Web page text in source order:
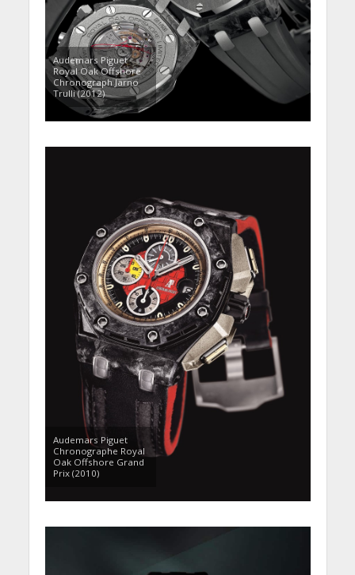
Audemars Piguet
Royal Oak Offshore
Chronograph Jarno
Trulli (2012)
Audemars Piguet
Chronographe Royal
Oak Offshore Grand
Prix (2010)